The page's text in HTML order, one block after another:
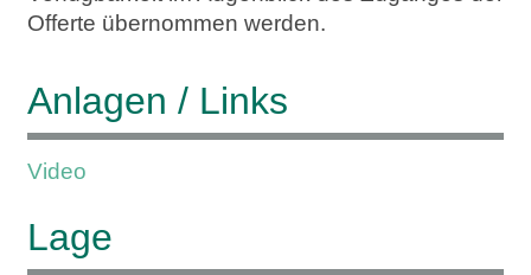
Offerte übernommen werden.
Anlagen / Links
Video
Lage